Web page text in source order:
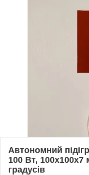
Автономний
100 Вт,
градусів